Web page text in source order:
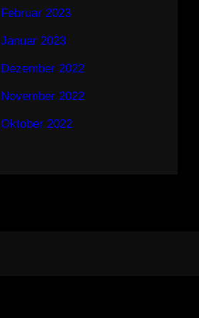
Februar 2023
Januar 2023
Dezember 2022
November 2022
Oktober 2022